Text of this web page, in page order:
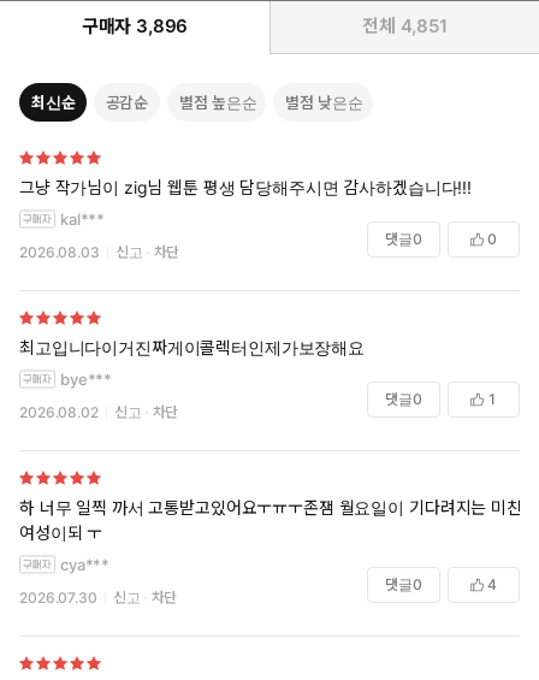
구매자 3,896 전체 4,851
최신순 공감순 별점 높은순 별점 낮은순
그냥 작가님이 zig님 웹툰 평생 담당해주시면 감사하겠습니다!!!
kal***
2026.08.03 신고 차단
댓글0 0
최고입니다이거진짜게이콜렉터인제가보장해요
bye***
2026.08.02 신고 차단
댓글0 1
하 너무 일찍 까서 고통받고있어요ㅜㅠㅜ존잼 월요일이 기다려지는 미친
여성이되 ㅜ
cya***
2026.07.30 신고 차단
댓글0 4